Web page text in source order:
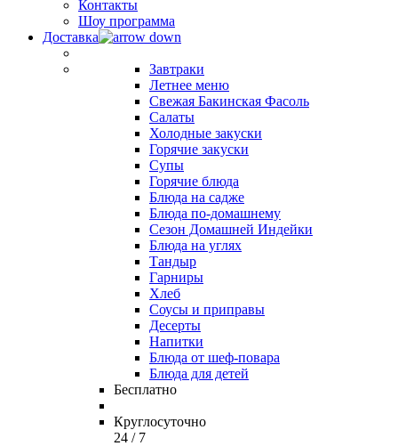
Контакты
Шоу программа
Доставка
Завтраки
Летнее меню
Свежая Бакинская Фасоль
Салаты
Холодные закуски
Горячие закуски
Супы
Горячие блюда
Блюда на садже
Блюда по-домашнему
Сезон Домашней Индейки
Блюда на углях
Тандыр
Гарниры
Хлеб
Соусы и приправы
Десерты
Напитки
Блюда от шеф-повара
Блюда для детей
Бесплатно
Круглосуточно
24 / 7